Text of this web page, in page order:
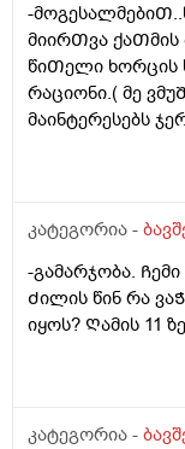
-
მიირᲗვა
წიᲗელი ხორცის
რაციონი.( მე
მაინტერესებს
ერᲗ დᲦეს არ
რეაქცია.
კატეგორია -
-გამარჯობა.
Ძილის წინ რა
იყოს? Ღამის 11
კატეგორია -